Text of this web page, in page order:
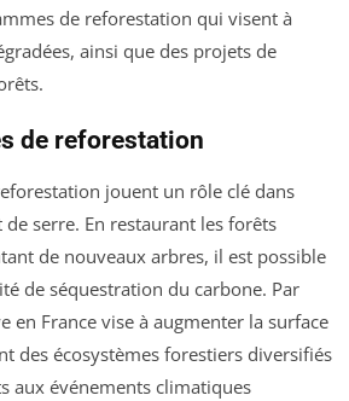
de reforestation qui visent à
ainsi que des projets de
de reforestation
jouent un rôle clé dans
de serre. En restaurant les forêts
de nouveaux arbres, il est possible
de séquestration du carbone. Par
en France vise à augmenter la surface
des écosystèmes forestiers diversifiés
aux événements climatiques